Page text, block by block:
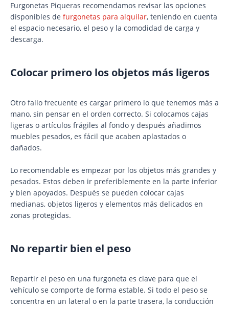
Furgonetas Piqueras recomendamos revisar las opciones
disponibles de furgonetas para alquilar, teniendo en cuenta
el espacio necesario, el peso y la comodidad de carga y
descarga.
Colocar primero los objetos más ligeros
Otro fallo frecuente es cargar primero lo que tenemos más a
mano, sin pensar en el orden correcto. Si colocamos cajas
ligeras o artículos frágiles al fondo y después añadimos
muebles pesados, es fácil que acaben aplastados o
dañados.
Lo recomendable es empezar por los objetos más grandes y
pesados. Estos deben ir preferiblemente en la parte inferior
y bien apoyados. Después se pueden colocar cajas
medianas, objetos ligeros y elementos más delicados en
zonas protegidas.
No repartir bien el peso
Repartir el peso en una furgoneta es clave para que el
vehículo se comporte de forma estable. Si todo el peso se
concentra en un lateral o en la parte trasera, la conducción